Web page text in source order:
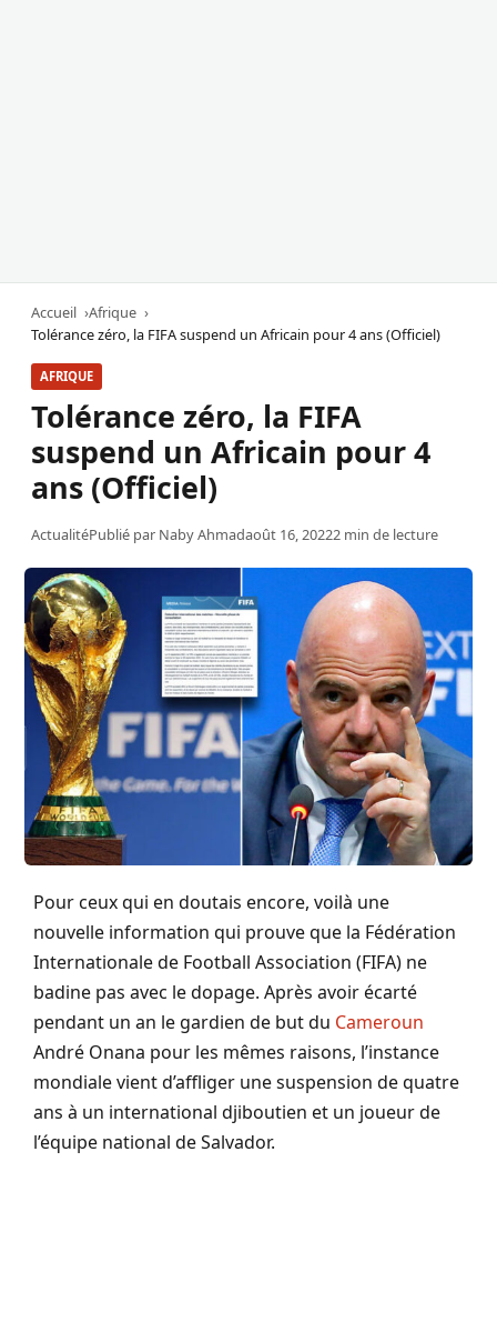
Accueil
Afrique
Tolérance zéro, la FIFA suspend un Africain pour 4 ans (Officiel)
AFRIQUE
Tolérance zéro, la FIFA
suspend un Africain pour 4
ans (Officiel)
ActualitéPublié par Naby Ahmadaoût 16, 20222 min de lecture
Pour ceux qui en doutais encore, voilà une
nouvelle information qui prouve que la Fédération
Internationale de Football Association (FIFA) ne
badine pas avec le dopage. Après avoir écarté
pendant un an le gardien de but du Cameroun
André Onana pour les mêmes raisons, l’instance
mondiale vient d’affliger une suspension de quatre
ans à un international djiboutien et un joueur de
l’équipe national de Salvador.